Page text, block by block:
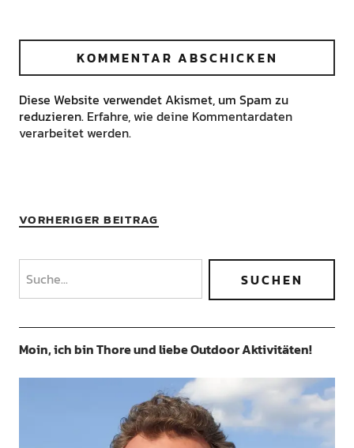
Diese Website verwendet Akismet, um Spam zu
reduzieren. Erfahre, wie deine Kommentardaten
verarbeitet werden.
VORHERIGER BEITRAG
Moin, ich bin Thore und liebe Outdoor Aktivitäten!